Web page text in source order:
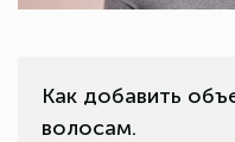
Как добавить
волосам.